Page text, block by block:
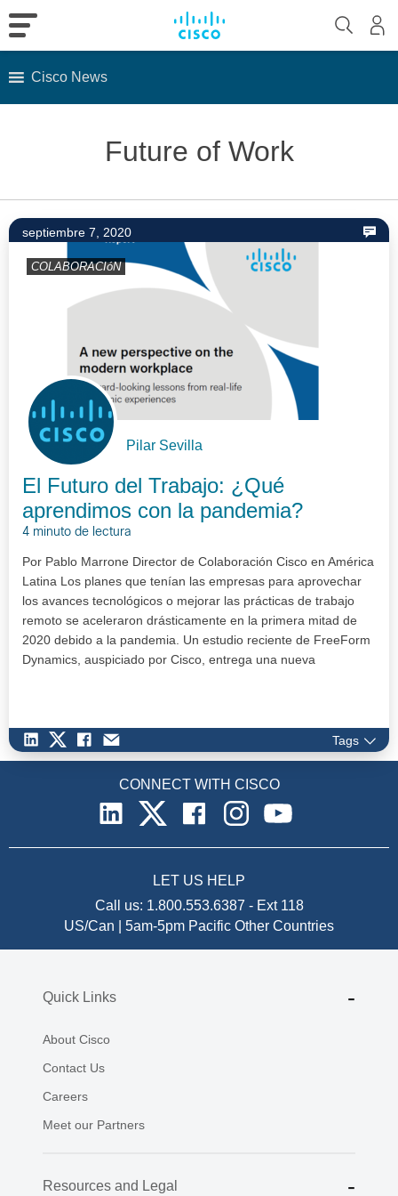
Cisco News
Future of Work
septiembre 7, 2020
COLABORACIóN
Pilar Sevilla
El Futuro del Trabajo: ¿Qué
aprendimos con la pandemia?
4 minuto de lectura
Por Pablo Marrone Director de Colaboración Cisco en América
Latina Los planes que tenían las empresas para aprovechar
los avances tecnológicos o mejorar las prácticas de trabajo
remoto se aceleraron drásticamente en la primera mitad de
2020 debido a la pandemia. Un estudio reciente de FreeForm
Dynamics, auspiciado por Cisco, entrega una nueva
Tags
CONNECT WITH CISCO
LET US HELP
Call us: 1.800.553.6387 - Ext 118
US/Can | 5am-5pm Pacific Other Countries